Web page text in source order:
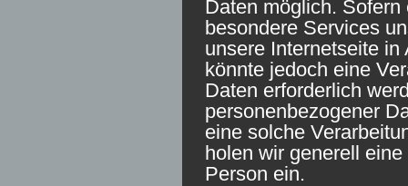
Daten möglich.
besondere Services
unsere Internetseite
könnte jedoch eine
Daten erforderlich
personenbezogener
eine solche
holen wir generell
Person ein.